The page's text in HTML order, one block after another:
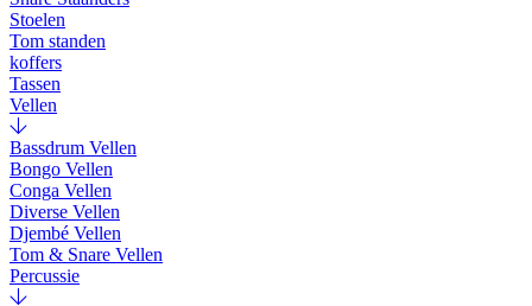
Stoelen
Tom standen
koffers
Tassen
Vellen
Bassdrum Vellen
Bongo Vellen
Conga Vellen
Diverse Vellen
Djembé Vellen
Tom & Snare Vellen
Percussie